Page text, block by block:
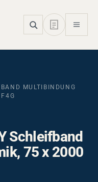
MULTIBINDUNG
Schleifband
75 x 2000